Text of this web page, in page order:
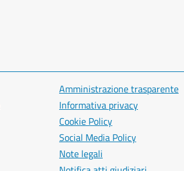
Amministrazione trasparente
Informativa privacy
Cookie Policy
Social Media Policy
Note legali